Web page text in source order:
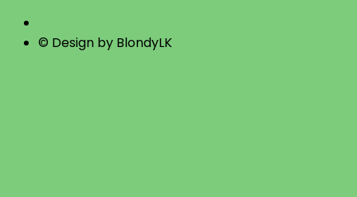
© Design by BlondyLK